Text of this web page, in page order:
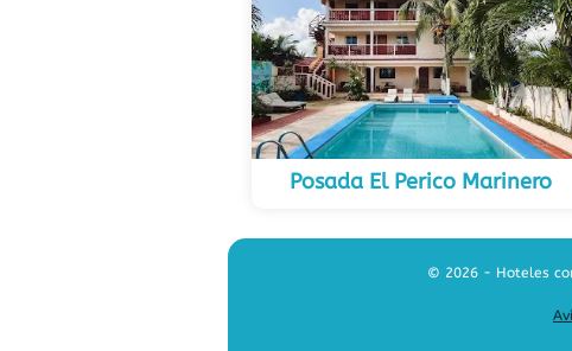
Posada El Perico Marinero
© 2026 - Hoteles